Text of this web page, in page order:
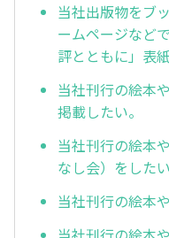
当社出版物をブ
ームページなど
評とともに」表
当社刊行の絵本
掲載したい。
当社刊行の絵本
なし会）をしたい
当社刊行の絵本